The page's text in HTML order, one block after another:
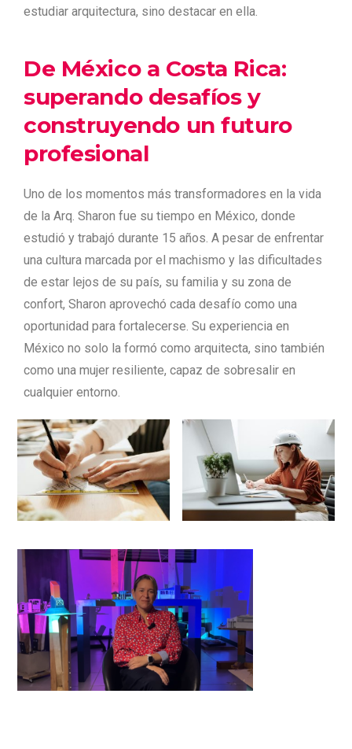
estudiar arquitectura, sino destacar en ella.
De México a Costa Rica:
superando desafíos y
construyendo un futuro
profesional
Uno de los momentos más transformadores en la vida
de la Arq. Sharon fue su tiempo en México, donde
estudió y trabajó durante 15 años. A pesar de enfrentar
una cultura marcada por el machismo y las dificultades
de estar lejos de su país, su familia y su zona de
confort, Sharon aprovechó cada desafío como una
oportunidad para fortalecerse. Su experiencia en
México no solo la formó como arquitecta, sino también
como una mujer resiliente, capaz de sobresalir en
cualquier entorno.